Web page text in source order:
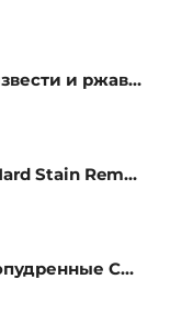
Средство для удаления извести и ржавчины Grass Gloss-Gel, 500мл
Пятновыводитель Grass Hard Stain Remover, 600мл
Перчатки виниловые неопудренные CTP-BS, размер S